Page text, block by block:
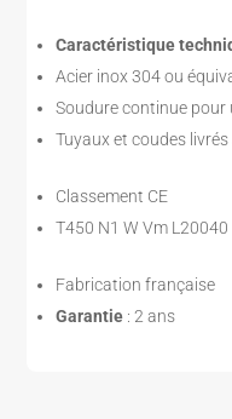
Caractéristique
Acier inox 304 ou
Soudure continue
Tuyaux et coudes
Classement CE
T450 N1 W Vm
Fabrication française
Garantie : 2 ans